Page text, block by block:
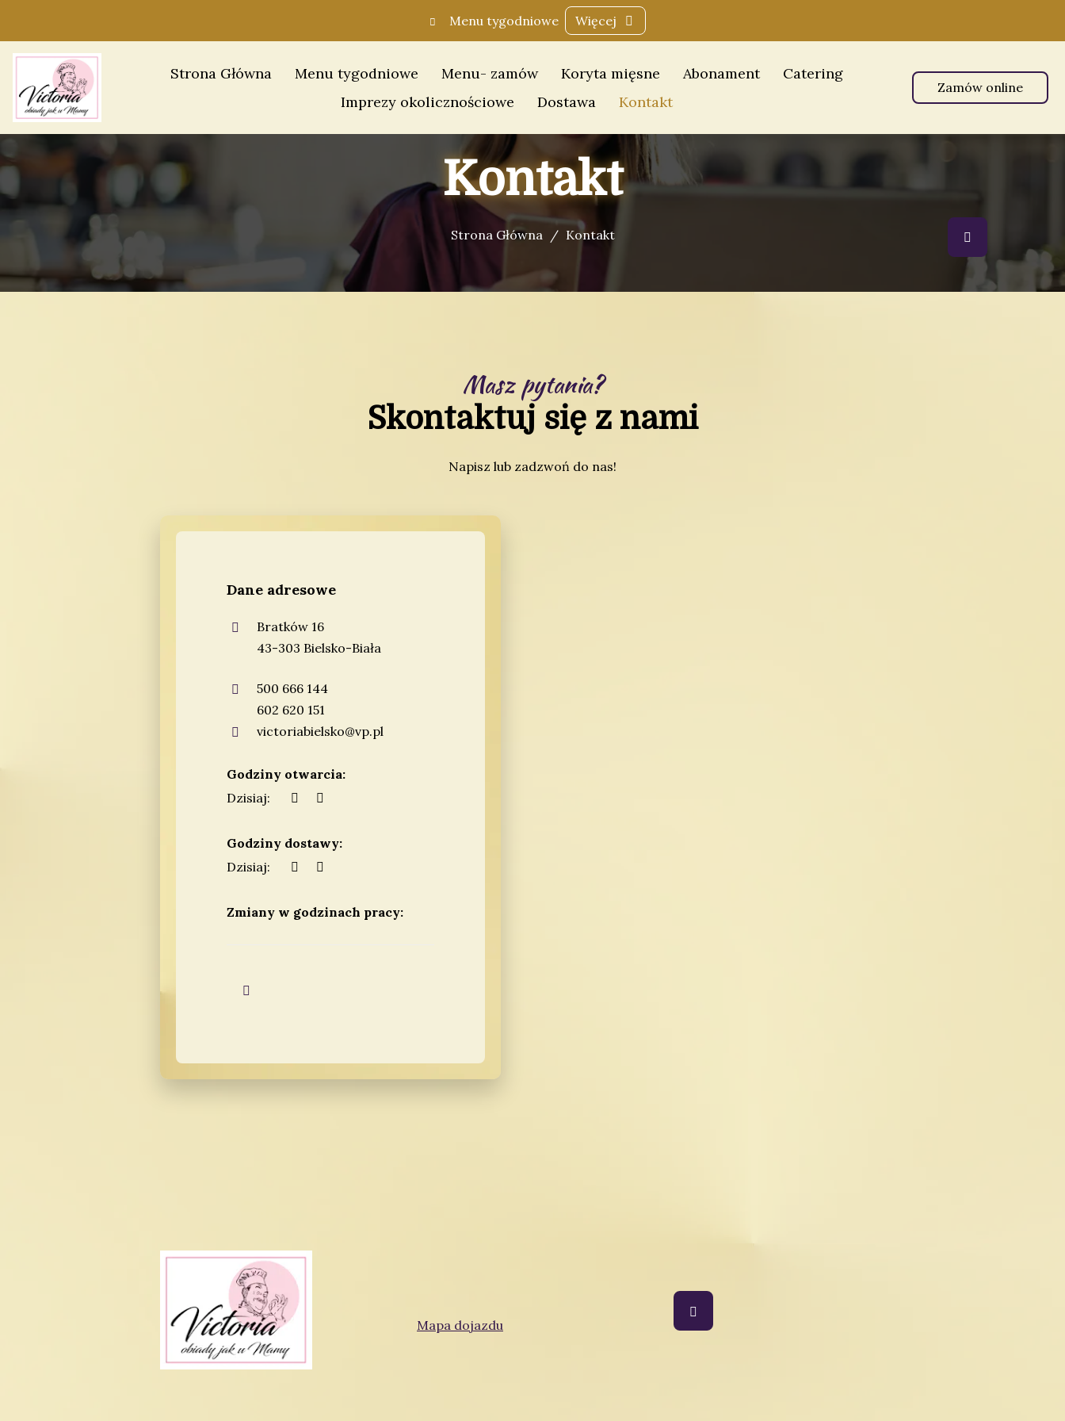
Menu tygodniowe Więcej
Strona Główna Menu tygodniowe Menu- zamów Koryta mięsne Abonament
Catering
Imprezy okolicznościowe
Dostawa Kontakt
Zamów online
Kontakt
Strona Główna Kontakt
Masz pytania?
Skontaktuj się z nami
Napisz lub zadzwoń do nas!
Dane adresowe
Bratków 16
43-303 Bielsko-Biała
500 666 144
602 620 151
victoriabielsko@vp.pl
Godziny otwarcia:
Dzisiaj:
Godziny dostawy:
Dzisiaj:
Zmiany w godzinach pracy:
Mapa dojazdu